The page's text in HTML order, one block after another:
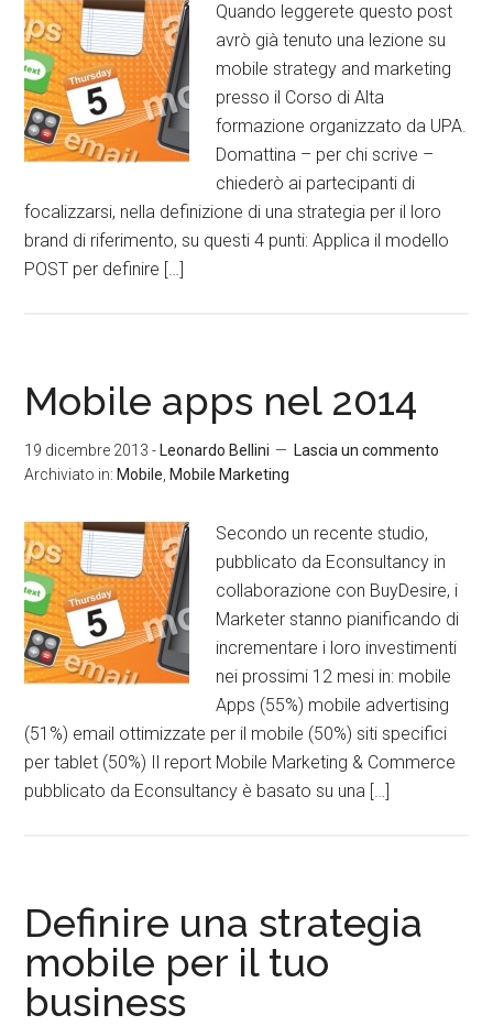
Quando leggerete questo post
avrò già tenuto una lezione su
mobile strategy and marketing
presso il Corso di Alta
formazione organizzato da UPA.
Domattina – per chi scrive –
chiederò ai partecipanti di
focalizzarsi, nella definizione di una strategia per il loro
brand di riferimento, su questi 4 punti: Applica il modello
POST per definire […]
Mobile apps nel 2014
19 dicembre 2013 - Leonardo Bellini
Lascia un commento
Archiviato in: Mobile Mobile Marketing
Secondo un recente studio,
pubblicato da Econsultancy in
collaborazione con BuyDesire, i
Marketer stanno pianificando di
incrementare i loro investimenti
nei prossimi 12 mesi in: mobile
Apps (55%) mobile advertising
(51%) email ottimizzate per il mobile (50%) siti specifici
per tablet (50%) Il report Mobile Marketing & Commerce
pubblicato da Econsultancy è basato su una […]
Definire una strategia
mobile per il tuo
business